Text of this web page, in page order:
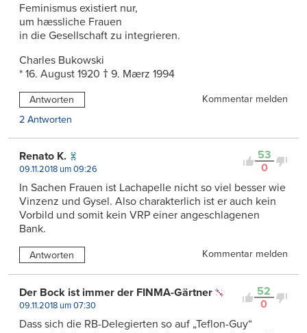
Feminismus existiert nur,
um hæssliche Frauen
in die Gesellschaft zu integrieren.
Charles Bukowski
* 16. August 1920 † 9. Mærz 1994
Antworten
Kommentar melden
2 Antworten
53
0
Renato K.
09.11.2018 um 09:26
In Sachen Frauen ist Lachapelle nicht so viel besser wie
Vinzenz und Gysel. Also charakterlich ist er auch kein
Vorbild und somit kein VRP einer angeschlagenen
Bank.
Antworten Kommentar melden
52
0
Der Bock ist immer der FINMA-Gärtner
09.11.2018 um 07:30
Dass sich die RB-Delegierten so auf „Teflon-Guy“